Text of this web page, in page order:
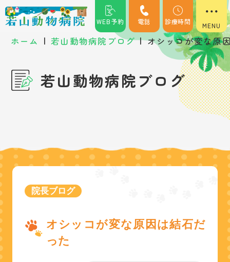
WEB予約 電話 診療時間
ホーム | 若山動物病院ブログ | オシッコが変な原
若山動物病院ブログ
院長ブログ
オシッコが変な原因は結石だ
った